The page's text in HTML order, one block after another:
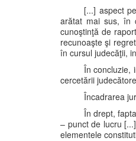
[...] aspect
arătat mai sus, în
cunoştinţă de
recunoaşte şi
în cursul judecăţii,
În concluzie,
cercetării
Încadrarea
În drept,
– punct de lucru
elementele